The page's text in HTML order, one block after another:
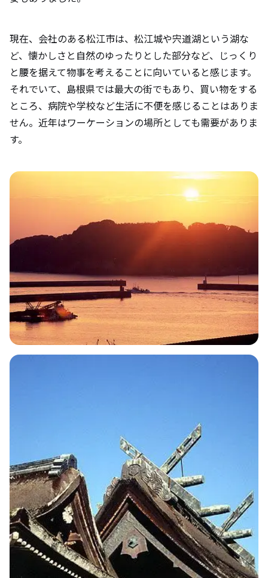
現在、会社のある松江市は、松江城や宍道湖という湖な
ど、懐かしさと自然のゆったりとした部分など、じっくり
と腰を据えて物事を考えることに向いていると感じます。
それでいて、島根県では最大の街でもあり、買い物をする
ところ、病院や学校など生活に不便を感じることはありま
せん。近年はワーケーションの場所としても需要がありま
す。